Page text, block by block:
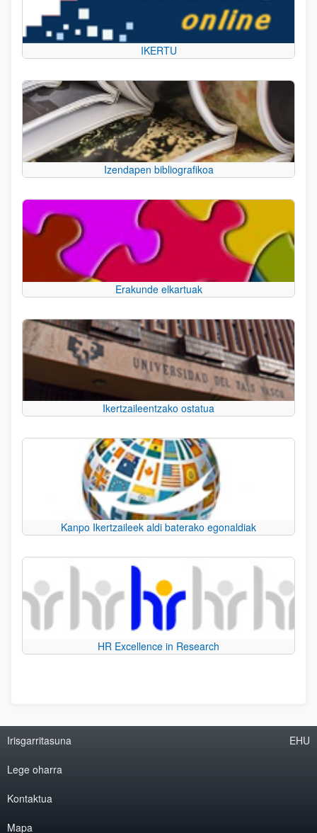
IKERTU
Izendapen bibliografikoa
Erakunde elkartuak
Ikertzaileentzako ostatua
Kanpo Ikertzaileek aldi baterako egonaldiak
HR Excellence in Research
Irisgarritasuna
Lege oharra
Kontaktua
Mapa
EHU